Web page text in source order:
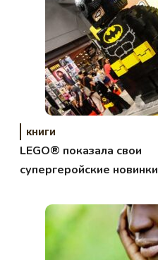
книги
LEGO® показала свои
супергеройские новинки